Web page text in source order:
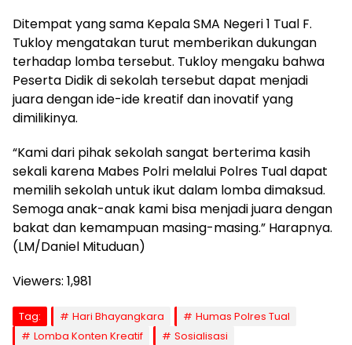
Ditempat yang sama Kepala SMA Negeri 1 Tual F.
Tukloy mengatakan turut memberikan dukungan
terhadap lomba tersebut. Tukloy mengaku bahwa
Peserta Didik di sekolah tersebut dapat menjadi
juara dengan ide-ide kreatif dan inovatif yang
dimilikinya.
“Kami dari pihak sekolah sangat berterima kasih
sekali karena Mabes Polri melalui Polres Tual dapat
memilih sekolah untuk ikut dalam lomba dimaksud.
Semoga anak-anak kami bisa menjadi juara dengan
bakat dan kemampuan masing-masing.” Harapnya.
(LM/Daniel Mituduan)
Viewers: 1,981
Tag: Hari Bhayangkara
Humas Polres Tual
Lomba Konten Kreatif
Sosialisasi